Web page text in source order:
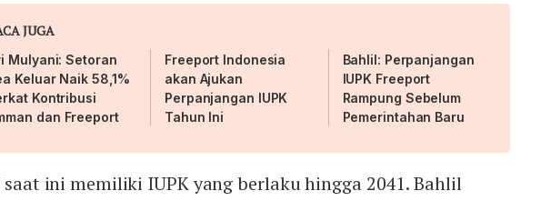
JUGA
Mulyani: Setoran
Keluar Naik 58,1%
Kontribusi
dan Freeport
Freeport Indonesia
akan Ajukan
Perpanjangan IUPK
Tahun Ini
Bahlil: Perpanjangan
IUPK Freeport
Rampung Sebelum
Pemerintahan Baru
saat ini memiliki IUPK yang berlaku hingga 2041. Bahlil